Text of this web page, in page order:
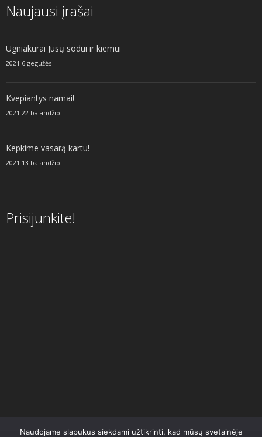
Naujausi įrašai
Ugniakurai Jūsų sodui ir kiemui
2021 6 gegužės
Kvepiantys namai!
2021 22 balandžio
Kepkime vasarą kartu!
2021 13 balandžio
Prisijunkite!
Naudojame slapukus siekdami užtikrinti, kad mūsų svetainėje